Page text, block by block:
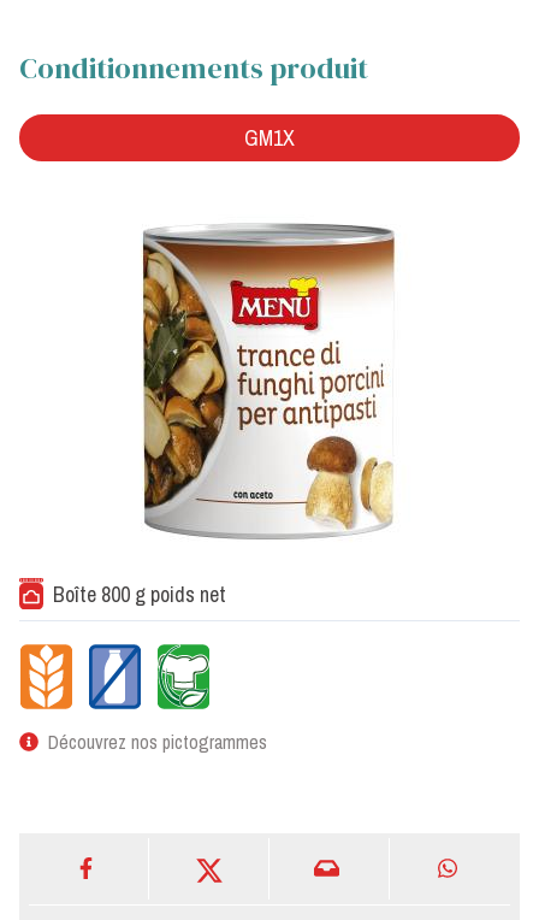
Conditionnements produit
GM1X
Boîte 800 g poids net
Découvrez nos pictogrammes